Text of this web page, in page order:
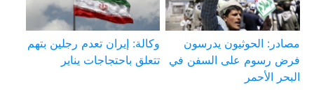
مصادر: الحوثيون يدرسون
فرض رسوم على السفن في
البحر الأحمر
وكالة: إيران تعدم رجلين بتهم
تتعلق باحتجاجات يناير